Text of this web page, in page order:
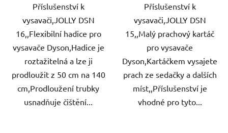
Příslušenství k
vysavači,JOLLY DSN
16,,Flexibilní hadice pro
vysavače Dyson,Hadice je
roztažitelná a lze ji
prodloužit z 50 cm na 140
cm,Prodloužení trubky
usnadňuje čištění...
Příslušenství k
vysavači,JOLLY DSN
15,,Malý prachový kartáč
pro vysavače
Dyson,Kartáčkem vysajete
prach ze sedačky a dalších
míst,,Příslušenství je
vhodné pro tyto...